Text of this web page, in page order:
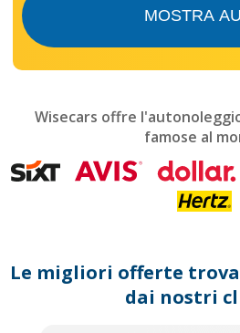
mark
get
the
dates.
MOSTRA
Wisecars offre
famose al
Le migliori offerte
dai nostri